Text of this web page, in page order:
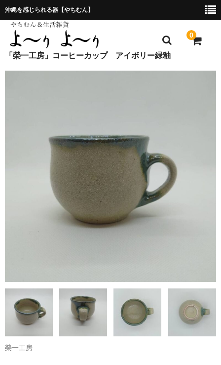
沖縄を感じられる器【やちむん】
0
「榮一工房」コーヒーカップ アイボリー緑釉
榮一工房